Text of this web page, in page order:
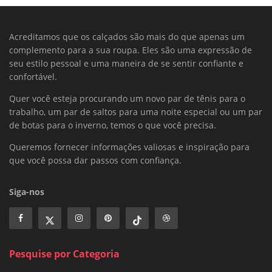
Acreditamos que os calçados são mais do que apenas um
complemento para a sua roupa. Eles são uma expressão de
seu estilo pessoal e uma maneira de se sentir confiante e
confortável.
Quer você esteja procurando um novo par de tênis para o
trabalho, um par de saltos para uma noite especial ou um par
de botas para o inverno, temos o que você precisa.
Queremos fornecer informações valiosas e inspiração para
que você possa dar passos com confiança.
Siga-nos
Pesquise por Categoria